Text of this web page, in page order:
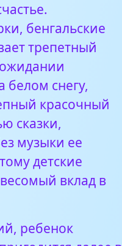
бенгальские
трепетный
белом снегу,
красочный
сказки,
музыки ее
детские
вклад в
ребенок